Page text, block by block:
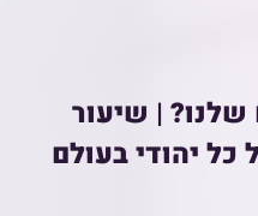
| שיעור
יהודי בעולם